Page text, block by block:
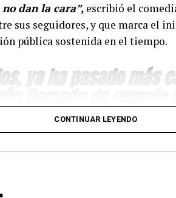
dan la cara”, escribió el
sus seguidores, y que marca el
pública sostenida en el tiempo.
ya ha pasado más
lo que yo con tanto
Alvarado habría invertido y
de ahora, sostiene,
CONTINUAR LEYENDO